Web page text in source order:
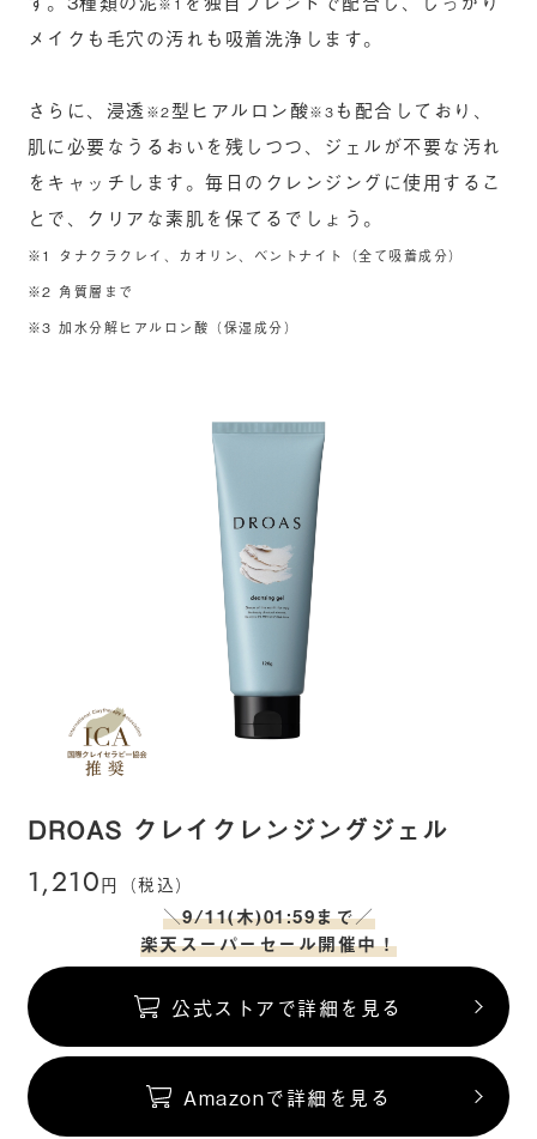
※1
メイクも毛穴の汚れも吸着洗浄します。
さらに、浸透 ※2型ヒアルロン酸※3 も配合しており、
肌に必要なうるおいを残しつつ、ジェルが不要な汚れ
をキャッチします。毎日のクレンジングに使用するこ
とで、クリアな素肌を保てるでしょう。
※1 タナクラクレイ、カオリン、ベントナイト（全て吸着成分）
※2 角質層まで
※3 加水分解ヒアルロン酸（保湿成分）
DROAS クレイクレンジングジェル
1,210円（税込）
＼9/11(木)01:59まで／
楽天スーパーセール開催中！
公式ストアで詳細を見る
Amazonで詳細を見る